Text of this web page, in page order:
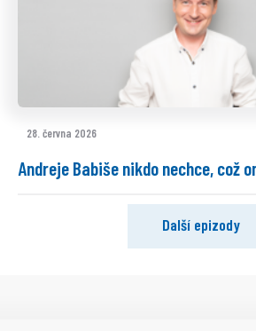
28. června 2026
Andreje Babiše nikdo nechce, což
Další epizody